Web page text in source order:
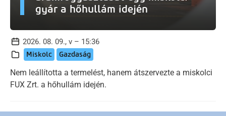
gyár a hőhullám idején
2026. 08. 09., v – 15:36
Miskolc Gazdaság
Nem leállította a termelést, hanem átszervezte a miskolci
FUX Zrt. a hőhullám idején.